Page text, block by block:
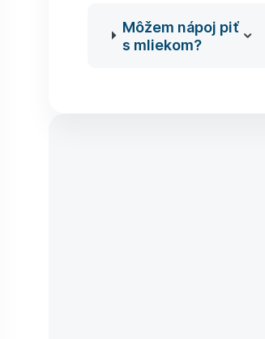
Môžem nápoj piť
s mliekom?